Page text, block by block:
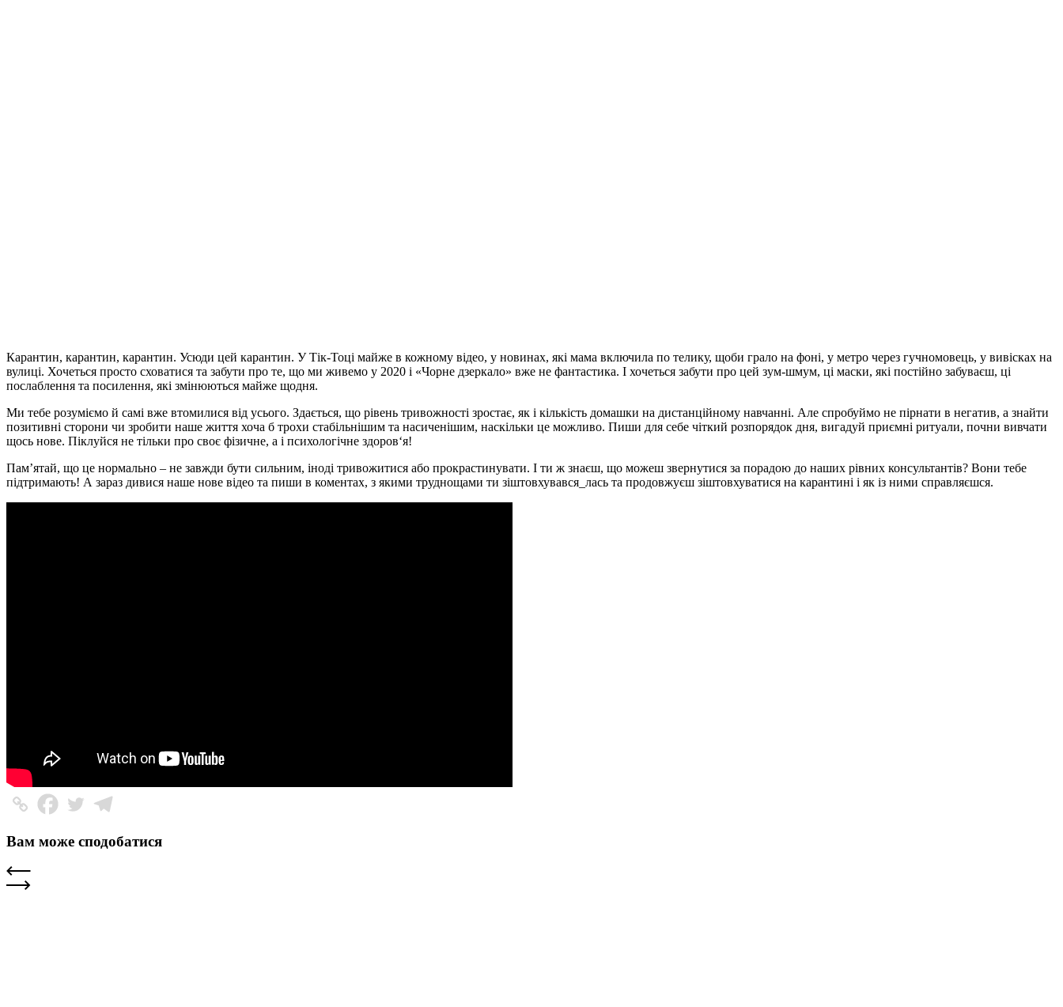
Карантин, карантин, карантин. Усюди цей карантин. У Тік-Тоці майже в кожному відео, у новинах, які мама включила по телику, щоби грало на фоні, у метро через гучномовець, у вивісках на
вулиці. Хочеться просто сховатися та забути про те, що ми живемо у 2020 і «Чорне дзеркало» вже не фантастика. І хочеться забути про цей зум-шмум, ці маски, які постійно забуваєш, ці
послаблення та посилення, які змінюються майже щодня.
Ми тебе розуміємо й самі вже втомилися від усього. Здається, що рівень тривожності зростає, як і кількість домашки на дистанційному навчанні. Але спробуймо не пірнати в негатив, а знайти
позитивні сторони чи зробити наше життя хоча б трохи стабільнішим та насиченішим, наскільки це можливо. Пиши для себе чіткий розпорядок дня, вигадуй приємні ритуали, почни вивчати
щось нове. Піклуйся не тільки про своє фізичне, а і психологічне здоров‘я!
Пам’ятай, що це нормально – не завжди бути сильним, іноді тривожитися або прокрастинувати. І ти ж знаєш, що можеш звернутися за порадою до наших рівних консультантів? Вони тебе
підтримають! А зараз дивися наше нове відео та пиши в коментах, з якими труднощами ти зіштовхувався_лась та продовжуєш зіштовхуватися на карантині і як із ними справляєшся.
Вам може сподобатися